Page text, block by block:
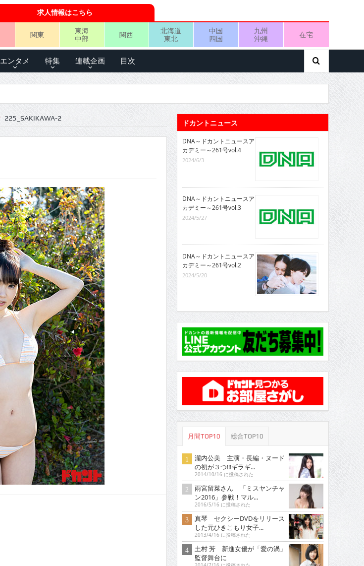
求人情報はこちら
関東
東海
中部
関西
北海道
東北
中国
四国
九州
沖縄
在宅
エンタメ 特集 連載企画 目次
225_SAKIKAWA-2
ドカントニュース
DNA～ドカントニュースア
カデミー～261号vol.4
2024/6/3
DNA～ドカントニュースア
カデミー～261号vol.3
2024/5/27
DNA～ドカントニュースア
カデミー～261号vol.2
2024/5/20
月間TOP10 総合TOP10
瀧内公美 主演・長編・ヌード
の初が３つ!!!ギラギ...
2014/10/16 に投稿された
雨宮留菜さん 「ミスヤンチャ
ン2016」参戦！マル...
2016/5/16 に投稿された
真琴 セクシーDVDをリリース
した元ひきこもり女子...
2013/4/16 に投稿された
土村 芳 新進女優が「愛の渦」
監督舞台に